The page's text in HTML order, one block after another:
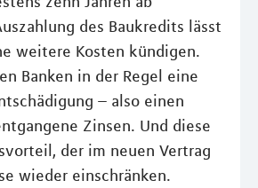
des Baukredits lässt
weitere Kosten kündigen.
Banken in der Regel eine
– also einen
Zinsen. Und diese
der im neuen Vertrag
wieder einschränken.